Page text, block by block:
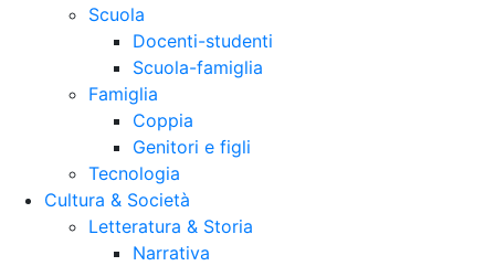
Scuola
Docenti-studenti
Scuola-famiglia
Famiglia
Coppia
Genitori e figli
Tecnologia
Cultura & Società
Letteratura & Storia
Narrativa